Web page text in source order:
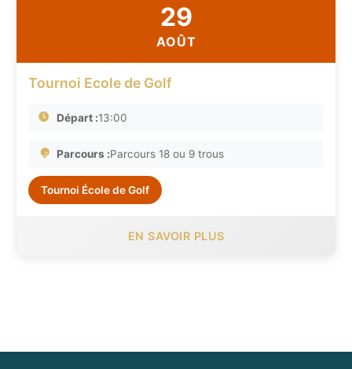
29
AOÛT
Tournoi Ecole de Golf
Départ :13:00
Parcours :Parcours 18 ou 9 trous
Tournoi École de Golf
EN SAVOIR PLUS